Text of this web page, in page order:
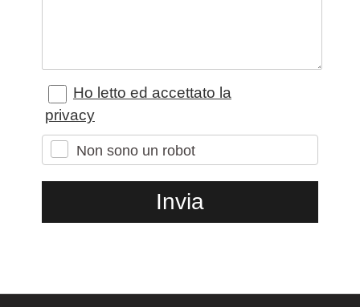
Ho letto ed accettato la
privacy
Non sono un robot